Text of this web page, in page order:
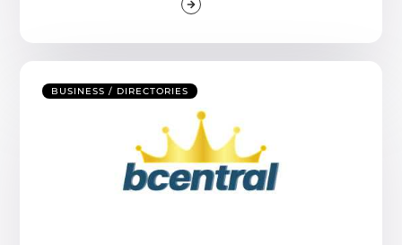
BUSINESS / DIRECTORIES